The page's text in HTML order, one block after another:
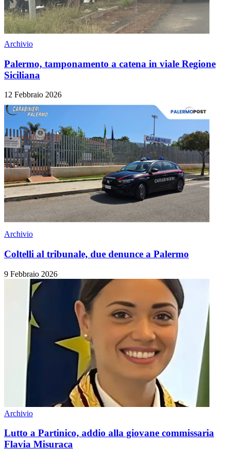
Archivio
Palermo, tamponamento a catena in viale Regione
Siciliana
12 Febbraio 2026
Archivio
Coltelli al tribunale, due denunce a Palermo
9 Febbraio 2026
Archivio
Lutto a Partinico, addio alla giovane commissaria
Flavia Misuraca